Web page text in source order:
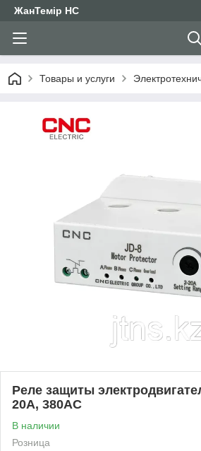
ЖанТемір НС
Товары и услуги
Реле защиты
20A, 380AC
В наличии
Розница